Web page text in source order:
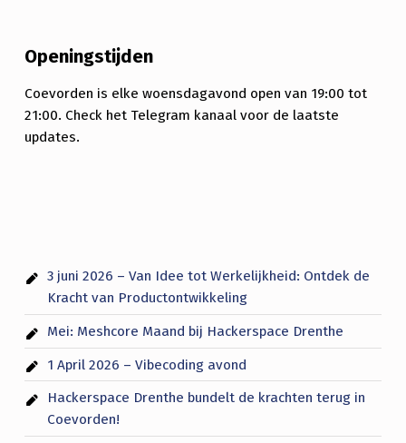
Openingstijden
Coevorden is elke woensdagavond open van 19:00 tot
21:00. Check het Telegram kanaal voor de laatste
updates.
3 juni 2026 – Van Idee tot Werkelijkheid: Ontdek de
Kracht van Productontwikkeling
Mei: Meshcore Maand bij Hackerspace Drenthe
1 April 2026 – Vibecoding avond
Hackerspace Drenthe bundelt de krachten terug in
Coevorden!